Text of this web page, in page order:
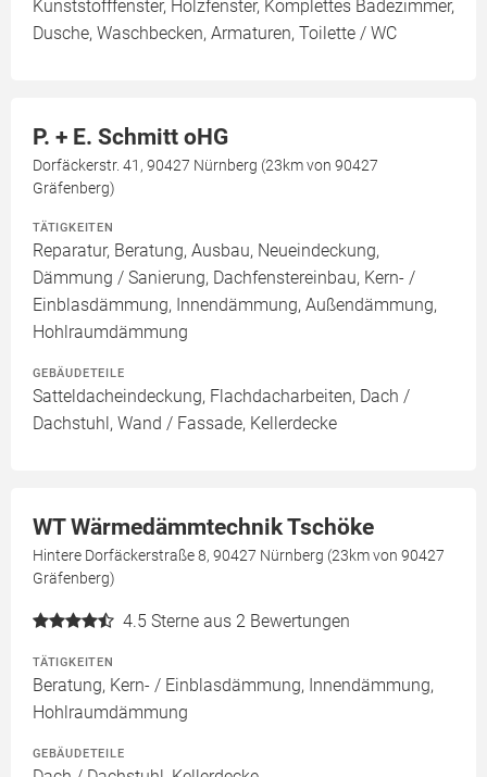
Kunststofffenster, Holzfenster, Komplettes Badezimmer,
Dusche, Waschbecken, Armaturen, Toilette / WC
P. + E. Schmitt oHG
Dorfäckerstr. 41, 90427 Nürnberg (23km von 90427
Gräfenberg)
TÄTIGKEITEN
Reparatur, Beratung, Ausbau, Neueindeckung,
Dämmung / Sanierung, Dachfenstereinbau, Kern- /
Einblasdämmung, Innendämmung, Außendämmung,
Hohlraumdämmung
GEBÄUDETEILE
Satteldacheindeckung, Flachdacharbeiten, Dach /
Dachstuhl, Wand / Fassade, Kellerdecke
WT Wärmedämmtechnik Tschöke
Hintere Dorfäckerstraße 8, 90427 Nürnberg (23km von 90427
Gräfenberg)
4.5 Sterne aus 2 Bewertungen
TÄTIGKEITEN
Beratung, Kern- / Einblasdämmung, Innendämmung,
Hohlraumdämmung
GEBÄUDETEILE